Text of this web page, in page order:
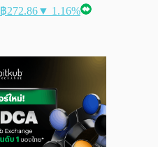
฿272.86▼ 1.16%